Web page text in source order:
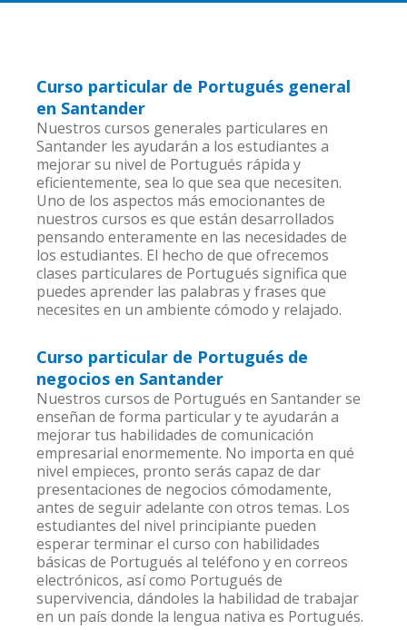
Curso particular de Portugués general
en Santander
Nuestros cursos generales particulares en
Santander les ayudarán a los estudiantes a
mejorar su nivel de Portugués rápida y
eficientemente, sea lo que sea que necesiten.
Uno de los aspectos más emocionantes de
nuestros cursos es que están desarrollados
pensando enteramente en las necesidades de
los estudiantes. El hecho de que ofrecemos
clases particulares de Portugués significa que
puedes aprender las palabras y frases que
necesites en un ambiente cómodo y relajado.
Curso particular de Portugués de
negocios en Santander
Nuestros cursos de Portugués en Santander se
enseñan de forma particular y te ayudarán a
mejorar tus habilidades de comunicación
empresarial enormemente. No importa en qué
nivel empieces, pronto serás capaz de dar
presentaciones de negocios cómodamente,
antes de seguir adelante con otros temas. Los
estudiantes del nivel principiante pueden
esperar terminar el curso con habilidades
básicas de Portugués al teléfono y en correos
electrónicos, así como Portugués de
supervivencia, dándoles la habilidad de trabajar
en un país donde la lengua nativa es Portugués.